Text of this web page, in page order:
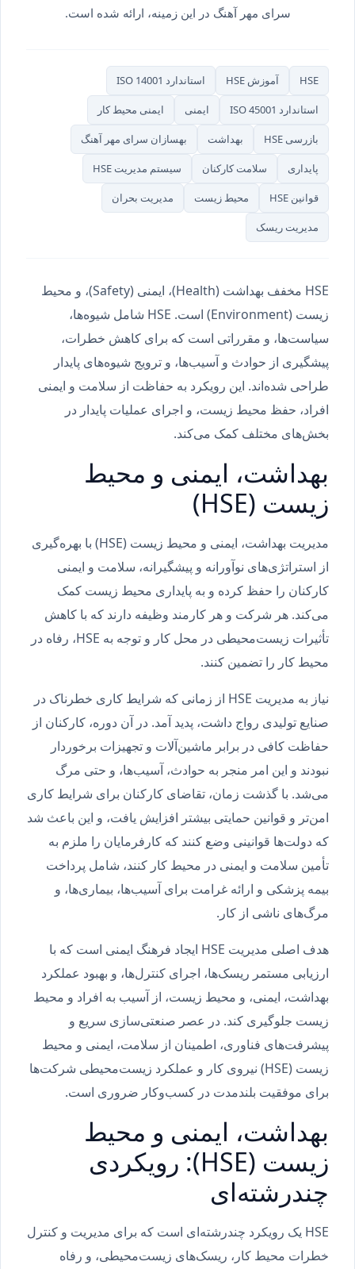
سرای مهر آهنگ در این زمینه، ارائه شده است.
HSE آموزش HSE استاندارد ISO 14001
استاندارد ISO 45001 ایمنی ایمنی محیط کار
بازرسی HSE بهداشت بهسازان سرای مهر آهنگ
پایداری سلامت کارکنان سیستم مدیریت HSE
قوانین HSE محیط زیست مدیریت بحران
مدیریت ریسک
HSE مخفف بهداشت (Health)، ایمنی (Safety)، و محیط
زیست (Environment) است. HSE شامل شیوه‌ها،
سیاست‌ها، و مقرراتی است که برای کاهش خطرات،
پیشگیری از حوادث و آسیب‌ها، و ترویج شیوه‌های پایدار
طراحی شده‌اند. این رویکرد به حفاظت از سلامت و ایمنی
افراد، حفظ محیط زیست، و اجرای عملیات پایدار در
بخش‌های مختلف کمک می‌کند.
بهداشت، ایمنی و محیط
زیست (HSE)
مدیریت بهداشت، ایمنی و محیط زیست (HSE) با بهره‌گیری
از استراتژی‌های نوآورانه و پیشگیرانه، سلامت و ایمنی
کارکنان را حفظ کرده و به پایداری محیط زیست کمک
می‌کند. هر شرکت و هر کارمند وظیفه دارند که با کاهش
تأثیرات زیست‌محیطی در محل کار و توجه به HSE، رفاه در
محیط کار را تضمین کنند.
نیاز به مدیریت HSE از زمانی که شرایط کاری خطرناک در
صنایع تولیدی رواج داشت، پدید آمد. در آن دوره، کارکنان از
حفاظت کافی در برابر ماشین‌آلات و تجهیزات برخوردار
نبودند و این امر منجر به حوادث، آسیب‌ها، و حتی مرگ
می‌شد. با گذشت زمان، تقاضای کارکنان برای شرایط کاری
امن‌تر و قوانین حمایتی بیشتر افزایش یافت، و این باعث شد
که دولت‌ها قوانینی وضع کنند که کارفرمایان را ملزم به
تأمین سلامت و ایمنی در محیط کار کنند، شامل پرداخت
بیمه پزشکی و ارائه غرامت برای آسیب‌ها، بیماری‌ها، و
مرگ‌های ناشی از کار.
هدف اصلی مدیریت HSE ایجاد فرهنگ ایمنی است که با
ارزیابی مستمر ریسک‌ها، اجرای کنترل‌ها، و بهبود عملکرد
بهداشت، ایمنی، و محیط زیست، از آسیب به افراد و محیط
زیست جلوگیری کند. در عصر صنعتی‌سازی سریع و
پیشرفت‌های فناوری، اطمینان از سلامت، ایمنی و محیط
زیست (HSE) نیروی کار و عملکرد زیست‌محیطی شرکت‌ها
برای موفقیت بلندمدت در کسب‌وکار ضروری است.
بهداشت، ایمنی و محیط
زیست (HSE): رویکردی
چندرشته‌ای
HSE یک رویکرد چندرشته‌ای است که برای مدیریت و کنترل
خطرات محیط کار، ریسک‌های زیست‌محیطی، و رفاه